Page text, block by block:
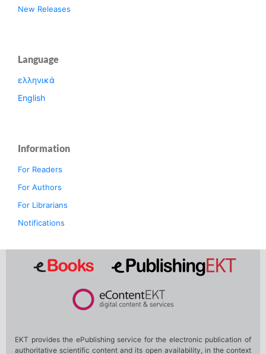
New Releases
Language
ελληνικά
English
Information
For Readers
For Authors
For Librarians
Notifications